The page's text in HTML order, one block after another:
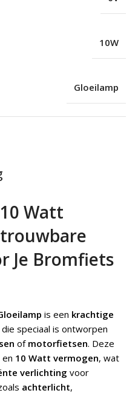
Watt
Je Bromfiets
is een krachtige
die speciaal is ontworpen
of motorfietsen. Deze
en 10 Watt vermogen, wat
verlichting voor
achterlicht,
10W
Gloeilamp